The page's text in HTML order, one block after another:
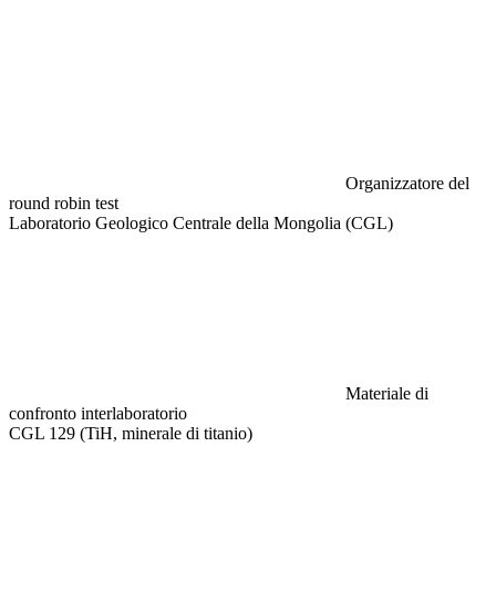
Organizzatore del
round robin test
Laboratorio Geologico Centrale della Mongolia (CGL)
Materiale di
confronto interlaboratorio
CGL 129 (TiH, minerale di titanio)